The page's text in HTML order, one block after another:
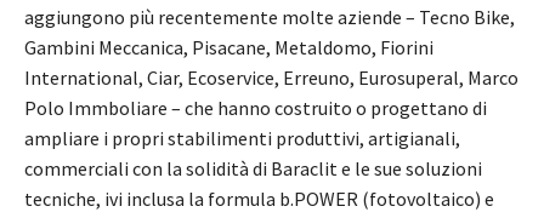
aggiungono più recentemente molte aziende – Tecno Bike,
Gambini Meccanica, Pisacane, Metaldomo, Fiorini
International, Ciar, Ecoservice, Erreuno, Eurosuperal, Marco
Polo Immboliare – che hanno costruito o progettano di
ampliare i propri stabilimenti produttivi, artigianali,
commerciali con la solidità di Baraclit e le sue soluzioni
tecniche, ivi inclusa la formula b.POWER (fotovoltaico) e